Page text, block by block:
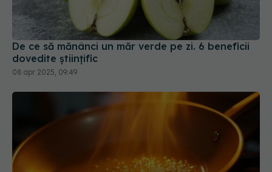
De ce să mănânci un măr verde pe zi. 6 beneficii
dovedite științific
08 apr 2025, 09:49